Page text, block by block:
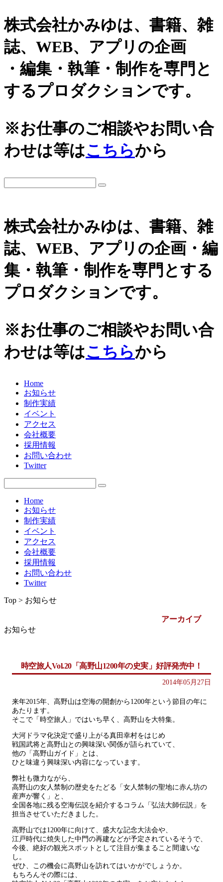
株式会社かみゆは、書籍、雑
誌、WEB、アプリの企画
・編集・執筆・制作を専門と
するプロダクションです。
※お仕事のご相談やお問い合
わせは等はこちらから
株式会社かみゆは、書籍、雑
誌、WEB、アプリの企画・編
集・執筆・制作を専門とする
プロダクションです。
※お仕事のご相談やお問い合
わせは等はこちらから
Home
お知らせ
制作実績
イベント
アクセス
会社概要
採用情報
お問い合わせ
Twitter
Home
お知らせ
制作実績
イベント
アクセス
会社概要
採用情報
お問い合わせ
Twitter
Top > お知らせ
アーカイブ
2026年
2022年
2021年
2020年
2019年
2018年
2016年
2015年
2009年
お知らせ
時空旅人Vol.20「高野山1200年の史実」好評発売中！
2014年05月27日
来年2015年、高野山は空海の開創から1200年という節目の年に
あたります。
そこで「時空旅人」ではいち早く、高野山を大特集。
大河ドラマ化決定で盛り上がる真田幸村をはじめ
戦国武将と高野山との興味深い関係が語られていて、
他の「高野山ガイド」とは、
ひと味違う興味深い内容になっています。
弊社も微力ながら、
高野山の女人禁制の歴史をたどる「女人禁制の聖地に赤ん坊の
産声が響く」と、
全国各地に残る空海伝説を紹介するコラム「弘法大師伝説」を
担当させていただきました。
高野山では1200年に向けて、盛大な記念大法会や、
江戸時代に焼失した中門の再建などが予定されているそうで、
今後、絶好の観光スポットとして注目が集まること間違いな
し。
ぜひ、この機会に高野山を訪れてはいかがでしょうか。
もちろんその際には、